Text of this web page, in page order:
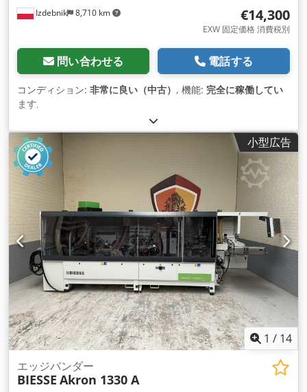
Izdebnik 8,710 km €14,300
EXW 固定価格 消費税別
問い合わせる 電話する
コンディション: 非常に良い（中古） , 機能: 完全に稼働してい
ます,
小型広告
1 / 14
エッジバンダー
BIESSE Akron 1330 A